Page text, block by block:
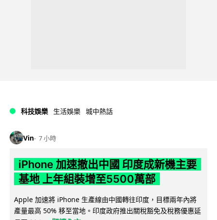
科技娛樂 生活娛樂 城中熱話
Vin 7 小時
iPhone 加速撤出中國 印度成新機主要
基地 上年組裝增至5500萬部
Apple 加速將 iPhone 生產線由中國轉往印度，目標兩年內將
產量最高 50% 移至當地。印度政府推出關稅豁免及稅務優惠延